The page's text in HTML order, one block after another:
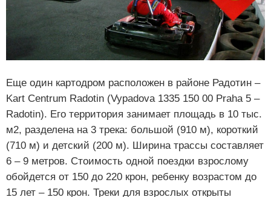
Еще один картодром расположен в районе Радотин –
Kart Centrum Radotin (Vypadova 1335 150 00 Praha 5 –
Radotin). Его территория занимает площадь в 10 тыс.
м2, разделена на 3 трека: большой (910 м), короткий
(710 м) и детский (200 м). Ширина трассы составляет
6 – 9 метров. Стоимость одной поездки взрослому
обойдется от 150 до 220 крон, ребенку возрастом до
15 лет – 150 крон. Треки для взрослых открыты